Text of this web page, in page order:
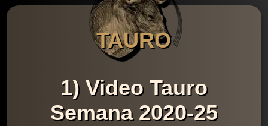
TAURO
1) Video Tauro
Semana 2020-25